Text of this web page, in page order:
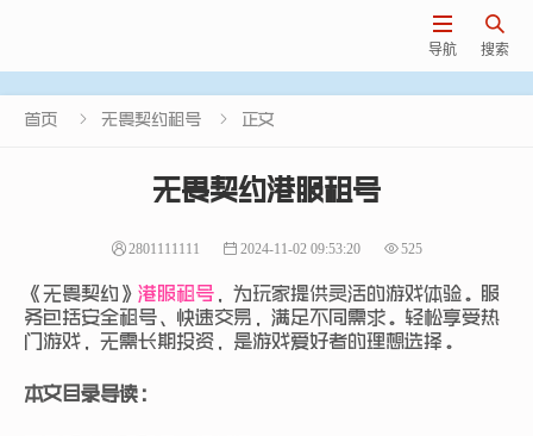

搜索

导航
首页  无畏契约租号  正文
无畏契约港服租号
2801111111 2024-11-02 09:53:20 525
《无畏契约》 港服租号 ，为玩家提供灵活的游戏体验。服
务包括安全租号、快速交易，满足不同需求。轻松享受热
门游戏，无需长期投资，是游戏爱好者的理想选择。
本文目录导读：